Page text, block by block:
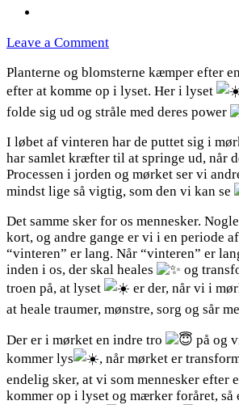
Leave a Commenton
små
mirakler
💜
Planterne og blomsterne kæmper efter
efter at komme op i lyset. Her i lyset
folde sig ud og stråle med deres power
I løbet af vinteren har de puttet sig i
har samlet kræfter til at springe ud, når
Processen i jorden og mørket ser vi
mindst lige så vigtig, som den vi kan se
Det samme sker for os mennesker.
kort, og andre gange er vi i en periode
“vinteren” er lang. Når “vinteren” er
inden i os, der skal heales
og
troen på, at lyset
er der, når vi i
at heale traumer, mønstre, sorg og sår
Der er i mørket en indre tro
på og
kommer lys
, når mørket er
endelig sker, at vi som mennesker efter
kommer op i lyset og mærker foråret,